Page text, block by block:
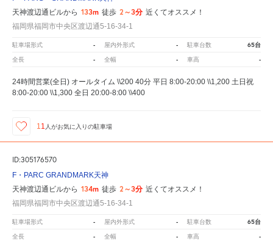
天神渡辺通ビルから 133m 徒歩 2～3分 近くてオススメ！
福岡県福岡市中央区渡辺通5-16-34-1
駐車場形式 - 屋内外形式 - 駐車台数 65台
全長 - 全幅 - 車高 -
24時間営業(全日) オールタイム \\200 40分 平日 8:00-20:00 \\1,200 土日祝
8:00-20:00 \\1,300 全日 20:00-8:00 \\400
11 人がお気に入りの駐車場
ID:305176570
F・PARC GRANDMARK天神
天神渡辺通ビルから 134m 徒歩 2～3分 近くてオススメ！
福岡県福岡市中央区渡辺通5-16-34-1
駐車場形式 - 屋内外形式 - 駐車台数 65台
全長 - 全幅 - 車高 -